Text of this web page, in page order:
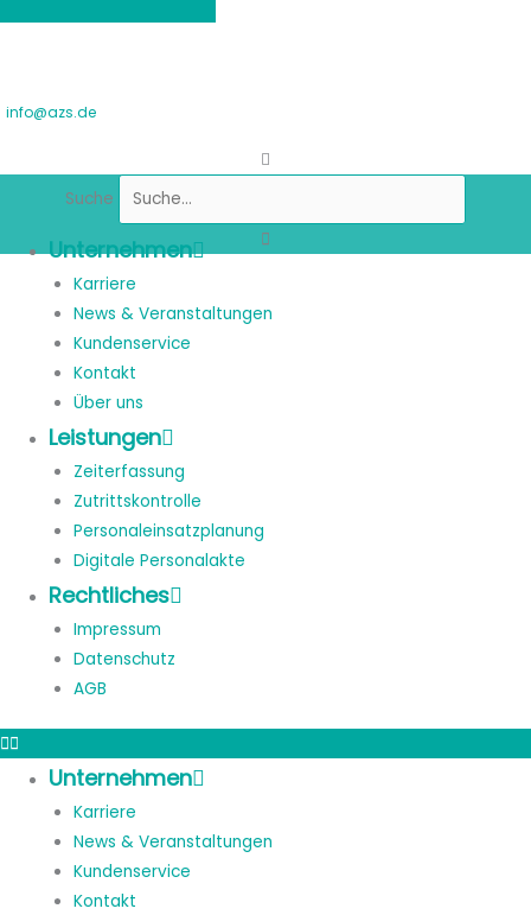
info@azs.de
Suche
Unternehmen
Karriere
News & Veranstaltungen
Kundenservice
Kontakt
Über uns
Leistungen
Zeiterfassung
Zutrittskontrolle
Personaleinsatzplanung
Digitale Personalakte
Rechtliches
Impressum
Datenschutz
AGB
Unternehmen
Karriere
News & Veranstaltungen
Kundenservice
Kontakt